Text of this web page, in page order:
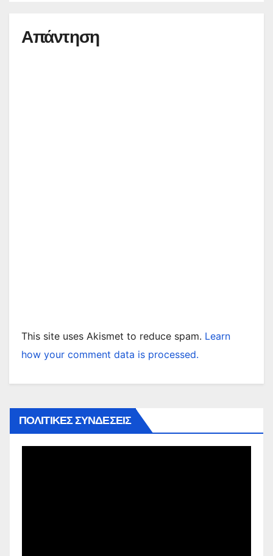
Απάντηση
This site uses Akismet to reduce spam. Learn
how your comment data is processed.
ΠΟΛΙΤΙΚΕΣ ΣΥΝΔΕΣΕΙΣ